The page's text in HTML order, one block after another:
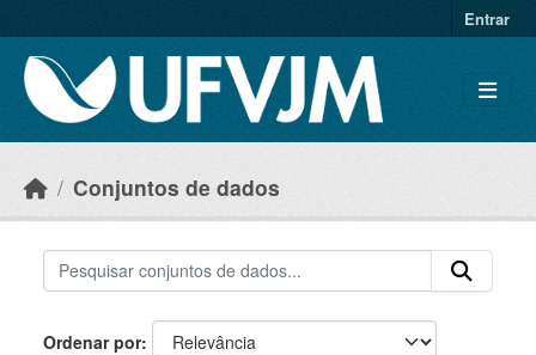
Entrar
Conjuntos de dados
Ordenar por